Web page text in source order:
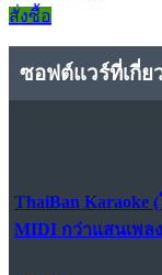
สั่งซื้อ
ซอฟต์แวร์ที่เกี่ย
ThaiBan Karaoke
MIDI กว่าแสนเพล